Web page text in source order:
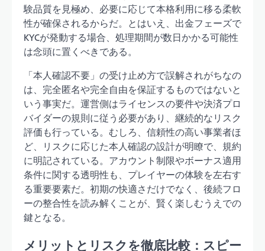
験品質を見極め、必要に応じて本格利用に移る柔軟
性が確保されるからだ。とはいえ、出金フェーズで
KYCが発動する場合、処理期間が数日かかる可能性
は念頭に置くべきである。
「本人確認不要」の受け止め方で誤解されがちなの
は、完全匿名や完全自由を保証するものではないと
いう事実だ。運営側はライセンスの要件や決済プロ
バイダーの規則に従う必要があり、継続的なリスク
評価も行っている。むしろ、信頼性の高い事業者ほ
ど、リスクに応じた本人確認の設計が明瞭で、規約
に明記されている。アカウント制限やボーナス適用
条件に関する透明性も、プレイヤーの体験を左右す
る重要要素だ。初期の快適さだけでなく、後続フロ
ーの整合性を読み解くことが、賢く楽しむうえでの
鍵となる。
メリットとリスクを徹底比較：スピー